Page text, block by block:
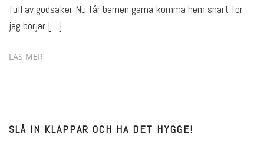
full av godsaker. Nu får barnen gärna komma hem snart för
jag börjar […]
LÄS MER
SLÅ IN KLAPPAR OCH HA DET HYGGE!